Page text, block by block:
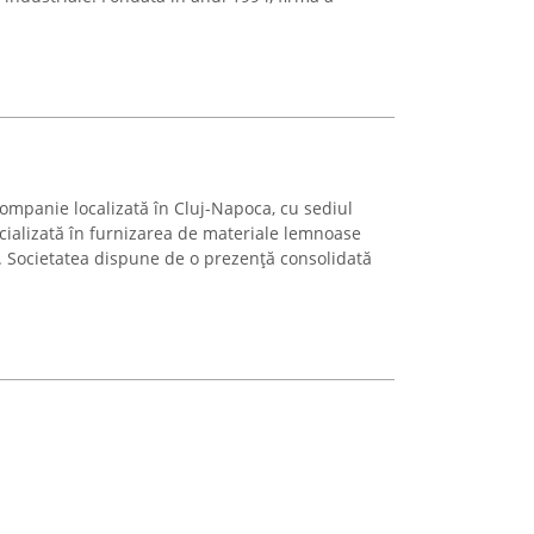
localizată în Cluj-Napoca, cu sediul
în furnizarea de materiale lemnoase
dispune de o prezență consolidată